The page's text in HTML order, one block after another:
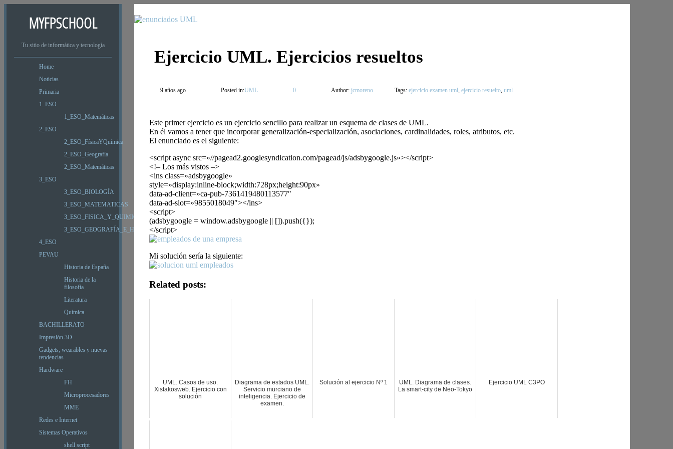
MYFPSCHOOL
Tu sitio de informática y tecnología
Home
Noticias
Primaria
1_ESO
1_ESO_Matemáticas
2_ESO
2_ESO_FísicaYQuímica
2_ESO_Geografía
2_ESO_Matemáticas
3_ESO
3_ESO_BIOLOGÍA
3_ESO_MATEMATICAS
3_ESO_FISICA_Y_QUIMICA
3_ESO_GEOGRAFÍA_E_HISTORIA
4_ESO
PEVAU
Historia de España
Historia de la
filosofía
Literatura
Química
BACHILLERATO
Impresión 3D
Gadgets, wearables y nuevas
tendencias
Hardware
FH
Microprocesadores
MME
Redes e Internet
Sistemas Operativos
shell script
Ejercicio UML. Ejercicios resueltos
9 años ago Posted in:UML 0 Author: jcmoreno Tags: ejercicio examen uml, ejercicio resuelto, uml
Este primer ejercicio es un ejercicio sencillo para realizar un esquema de clases de UML.
En él vamos a tener que incorporar generalización-especialización, asociaciones, cardinalidades, roles, atributos, etc.
El enunciado es el siguiente:
<script async src=»//pagead2.googlesyndication.com/pagead/js/adsbygoogle.js»></script>
<!– Los más vistos –>
<ins class=»adsbygoogle»
style=»display:inline-block;width:728px;height:90px»
data-ad-client=»ca-pub-7361419480113577″
data-ad-slot=»9855018049″></ins>
<script>
(adsbygoogle = window.adsbygoogle || []).push({});
</script>
Mi solución sería la siguiente:
Related posts:
UML. Casos de uso.
Xistakosweb. Ejercicio con
solución
Diagrama de estados UML.
Servicio murciano de
inteligencia. Ejercicio de
examen.
Solución al ejercicio Nº 1
UML. Diagrama de clases.
La smart-city de Neo-Tokyo
Ejercicio UML C3PO